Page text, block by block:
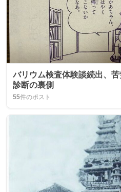
バリウム検査体験談続出、
診断の裏側
55件のポスト